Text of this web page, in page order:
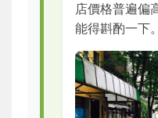
店價格普遍偏
能得斟酌一下。